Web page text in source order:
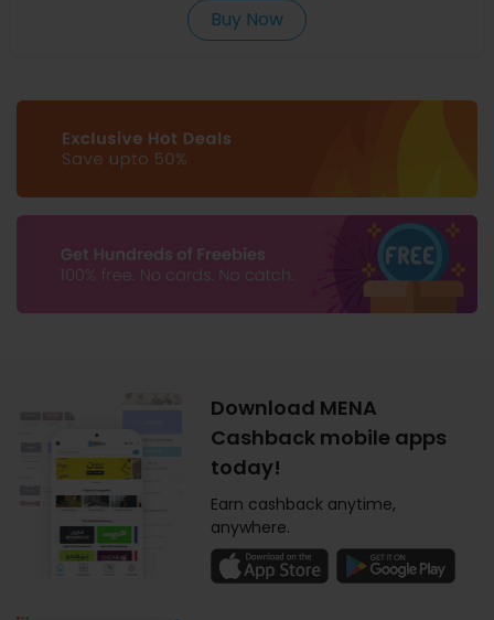
Buy Now
Download MENA
Cashback mobile apps
today!
Earn cashback anytime,
anywhere.